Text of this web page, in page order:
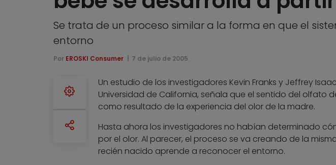
Se trata de un proceso similar a la forma en que el
entorno
Por EROSKI Consumer 7 de julio de 2005
Un estudio de los investigadores Kevin Franks y Jeffrey
Universidad de California, señala que el sentido del olfato
como resultado de la experiencia del olor de la madre.
Hasta ahora los investigadores no habían determinado
por el olor. Al parecer, el proceso se va creando de la
recién nacido aprende a reconocer el entorno.